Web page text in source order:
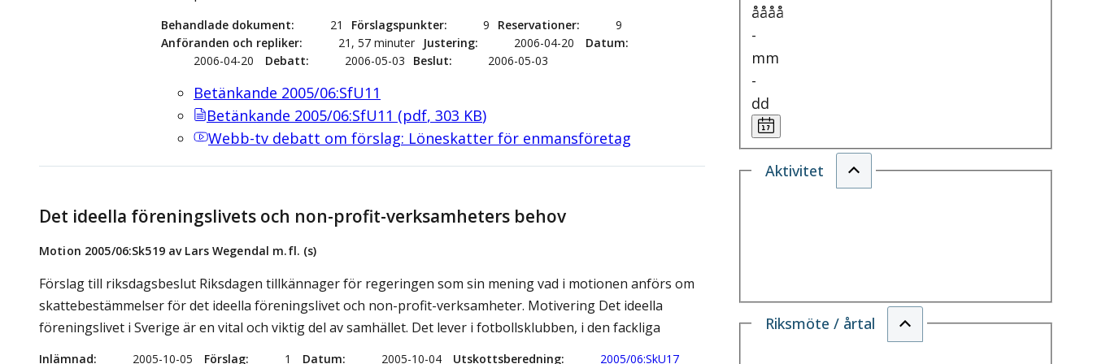
Behandlade dokument 21 Förslagspunkter 9 Reservationer
9
Anföranden och repliker
21, 57 minuter Justering 2006-04-20
Datum
2006-04-20
Debatt 2006-05-03 Beslut 2006-05-03
Betänkande 2005/06:SfU11
Betänkande 2005/06:SfU11 (pdf, 303 KB)
Webb-tv debatt om förslag: Löneskatter för enmansföretag
Det ideella föreningslivets och non-profit-verksamheters behov
Motion 2005/06:Sk519 av Lars Wegendal m.fl. (s)
Förslag till riksdagsbeslut Riksdagen tillkännager för regeringen som sin mening vad i motionen anförs om
skattebestämmelser för det ideella föreningslivet och non-profit-verksamheter. Motivering Det ideella
föreningslivet i Sverige är en vital och viktig del av samhället. Det lever i fotbollsklubben, i den fackliga
Inlämnad 2005-10-05 Förslag 1 Datum 2005-10-04 Utskottsberedning 2005/06:SkU17
åååå
-
mm
-
dd
Aktivitet
Riksmöte / årtal